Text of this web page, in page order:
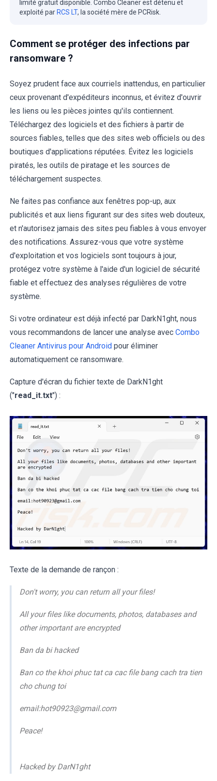
limité gratuit disponible. Combo Cleaner est détenu et
exploité par RCS LT, la société mère de PCRisk.
Comment se protéger des infections par
ransomware ?
Soyez prudent face aux courriels inattendus, en particulier
ceux provenant d'expéditeurs inconnus, et évitez d'ouvrir
les liens ou les pièces jointes qu'ils contiennent.
Téléchargez des logiciels et des fichiers à partir de
sources fiables, telles que des sites web officiels ou des
boutiques d'applications réputées. Évitez les logiciels
piratés, les outils de piratage et les sources de
téléchargement suspectes.
Ne faites pas confiance aux fenêtres pop-up, aux
publicités et aux liens figurant sur des sites web douteux,
et n'autorisez jamais des sites peu fiables à vous envoyer
des notifications. Assurez-vous que votre système
d'exploitation et vos logiciels sont toujours à jour,
protégez votre système à l'aide d'un logiciel de sécurité
fiable et effectuez des analyses régulières de votre
système.
Si votre ordinateur est déjà infecté par DarkN1ght, nous
vous recommandons de lancer une analyse avec Combo
Cleaner Antivirus pour Android pour éliminer
automatiquement ce ransomware.
Capture d'écran du fichier texte de DarkN1ght
("read_it.txt") :
Texte de la demande de rançon :
Don't worry, you can return all your files!
All your files like documents, photos, databases and
other important are encrypted
Ban da bi hacked
Ban co the khoi phuc tat ca cac file bang cach tra tien
cho chung toi
email:hot90923@gmail.com
Peace!
Hacked by DarN1ght